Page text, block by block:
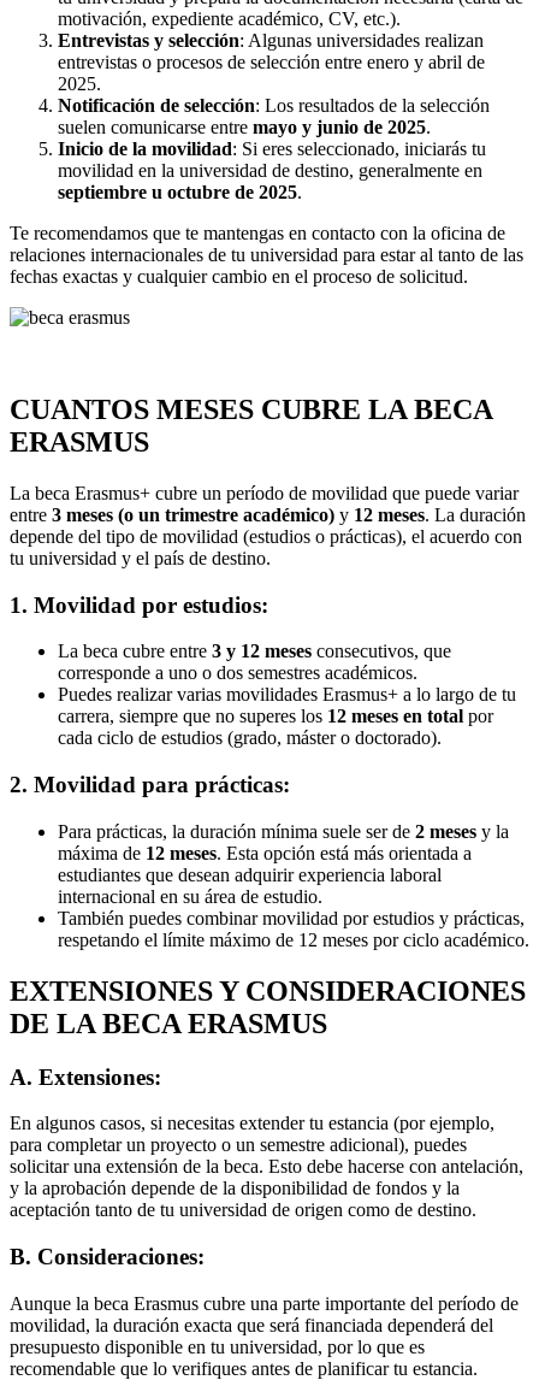
motivación, expediente académico, CV, etc.).
Entrevistas y selección: Algunas universidades realizan
entrevistas o procesos de selección entre enero y abril de
2025.
Notificación de selección: Los resultados de la selección
suelen comunicarse entre mayo y junio de 2025.
Inicio de la movilidad: Si eres seleccionado, iniciarás tu
movilidad en la universidad de destino, generalmente en
septiembre u octubre de 2025.
Te recomendamos que te mantengas en contacto con la oficina de
relaciones internacionales de tu universidad para estar al tanto de las
fechas exactas y cualquier cambio en el proceso de solicitud.
CUANTOS MESES CUBRE LA BECA
ERASMUS
La beca Erasmus+ cubre un período de movilidad que puede variar
entre 3 meses (o un trimestre académico) y 12 meses. La duración
depende del tipo de movilidad (estudios o prácticas), el acuerdo con
tu universidad y el país de destino.
1. Movilidad por estudios:
La beca cubre entre 3 y 12 meses consecutivos, que
corresponde a uno o dos semestres académicos.
Puedes realizar varias movilidades Erasmus+ a lo largo de tu
carrera, siempre que no superes los 12 meses en total por
cada ciclo de estudios (grado, máster o doctorado).
2. Movilidad para prácticas:
Para prácticas, la duración mínima suele ser de 2 meses y la
máxima de 12 meses. Esta opción está más orientada a
estudiantes que desean adquirir experiencia laboral
internacional en su área de estudio.
También puedes combinar movilidad por estudios y prácticas,
respetando el límite máximo de 12 meses por ciclo académico.
EXTENSIONES Y CONSIDERACIONES
DE LA BECA ERASMUS
A. Extensiones:
En algunos casos, si necesitas extender tu estancia (por ejemplo,
para completar un proyecto o un semestre adicional), puedes
solicitar una extensión de la beca. Esto debe hacerse con antelación,
y la aprobación depende de la disponibilidad de fondos y la
aceptación tanto de tu universidad de origen como de destino.
B. Consideraciones:
Aunque la beca Erasmus cubre una parte importante del período de
movilidad, la duración exacta que será financiada dependerá del
presupuesto disponible en tu universidad, por lo que es
recomendable que lo verifiques antes de planificar tu estancia.